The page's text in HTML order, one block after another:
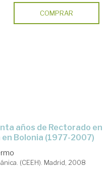
COMPRAR
en Bolonia (1977-2007)
(CEEH). Madrid, 2008